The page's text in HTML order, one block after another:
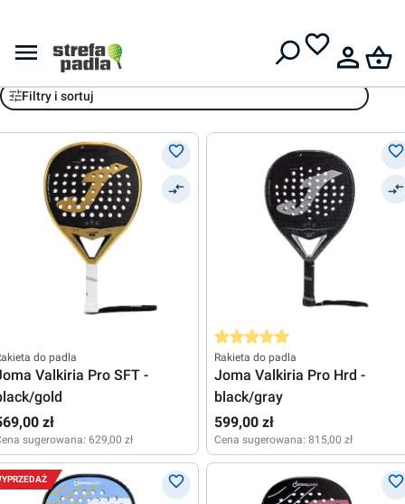
Joma
Filtry i sortuj
do padla
Valkiria Pro SFT -
gold
zł
sugerowana: 629,00 zł
Średnia ocena 5 z 5 gwiazdek
Rakieta do padla
Joma Valkiria Pro Hrd -
black/gray
599,00 zł
Cena sugerowana: 815,00 zł